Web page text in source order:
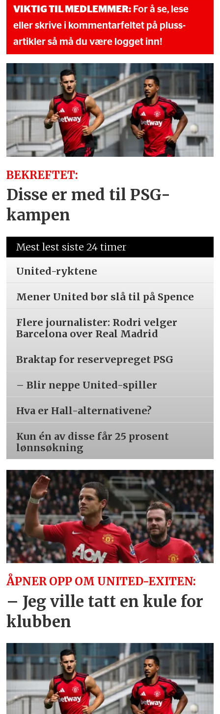
VIKTIG TIL MEDLEMMER: For å se, lese
eller skrive i kommentarfeltet på pluss-
artikler så må du være logget inn!
BEKREFTET:
Disse er med til PSG-
kampen
Mest lest siste 24 timer
United-ryktene
Mener United bør slå til på Spence
Flere journalister: Rodri velger
Barcelona over Real Madrid
Braktap for reservepreget PSG
– Blir neppe United-spiller
Hva er Hall-alternativene?
Kun én av disse får 25 prosent
lønnsøkning
ÅPNER OPP OM UNITED-EXITEN:
– Jeg ville tatt en kule for
klubben